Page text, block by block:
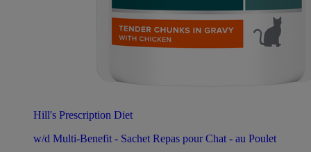
Hill's Prescription Diet
w/d Multi-Benefit - Sachet Repas pour Chat - au Poulet